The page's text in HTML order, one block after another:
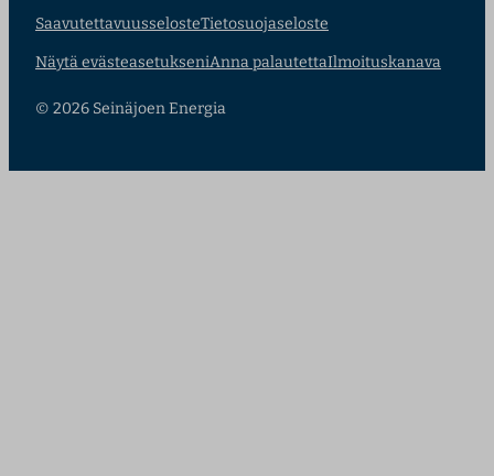
SaavutettavuusselosteTietosuojaseloste
Näytä evästeasetukseniAnna palautettaIlmoituskanava
© 2026 Seinäjoen Energia